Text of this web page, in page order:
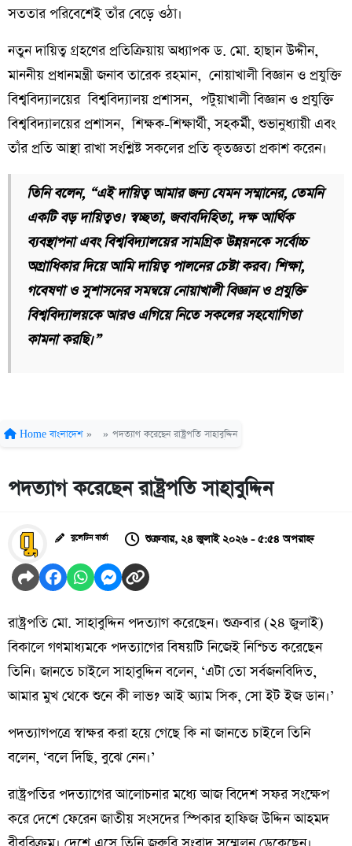
সততার পরিবেশেই তাঁর বেড়ে ওঠা।
নতুন দায়িত্ব গ্রহণের প্রতিক্রিয়ায় অধ্যাপক ড. মো. হাছান উদ্দীন,
মাননীয় প্রধানমন্ত্রী জনাব তারেক রহমান, নোয়াখালী বিজ্ঞান ও প্রযুক্তি
বিশ্ববিদ্যালয়ের বিশ্ববিদ্যালয় প্রশাসন, পটুয়াখালী বিজ্ঞান ও প্রযুক্তি
বিশ্ববিদ্যালয়ের প্রশাসন, শিক্ষক-শিক্ষার্থী, সহকর্মী, শুভানুধ্যায়ী এবং
তাঁর প্রতি আস্থা রাখা সংশ্লিষ্ট সকলের প্রতি কৃতজ্ঞতা প্রকাশ করেন।
তিনি বলেন, “এই দায়িত্ব আমার জন্য যেমন সম্মানের, তেমনি
একটি বড় দায়িত্বও। স্বচ্ছতা, জবাবদিহিতা, দক্ষ আর্থিক
ব্যবস্থাপনা এবং বিশ্ববিদ্যালয়ের সামগ্রিক উন্নয়নকে সর্বোচ্চ
অগ্রাধিকার দিয়ে আমি দায়িত্ব পালনের চেষ্টা করব। শিক্ষা,
গবেষণা ও সুশাসনের সমন্বয়ে নোয়াখালী বিজ্ঞান ও প্রযুক্তি
বিশ্ববিদ্যালয়কে আরও এগিয়ে নিতে সকলের সহযোগিতা
কামনা করছি।”
Home বাংলাদেশ » » পদত্যাগ করেছেন রাষ্ট্রপতি সাহাবুদ্দিন
পদত্যাগ করেছেন রাষ্ট্রপতি সাহাবুদ্দিন
বুলেটিন বার্তা শুক্রবার, ২৪ জুলাই ২০২৬ - ৫:৫৪ অপরাহ্ন
রাষ্ট্রপতি মো. সাহাবুদ্দিন পদত্যাগ করেছেন। শুক্রবার (২৪ জুলাই)
বিকালে গণমাধ্যমকে পদত্যাগের বিষয়টি নিজেই নিশ্চিত করেছেন
তিনি। জানতে চাইলে সাহাবুদ্দিন বলেন, ‘এটা তো সর্বজনবিদিত,
আমার মুখ থেকে শুনে কী লাভ? আই অ্যাম সিক, সো ইট ইজ ডান।’
পদত্যাগপত্রে স্বাক্ষর করা হয়ে গেছে কি না জানতে চাইলে তিনি
বলেন, ‘বলে দিছি, বুঝে নেন।’
রাষ্ট্রপতির পদত্যাগের আলোচনার মধ্যে আজ বিদেশ সফর সংক্ষেপ
করে দেশে ফেরেন জাতীয় সংসদের স্পিকার হাফিজ উদ্দিন আহমদ